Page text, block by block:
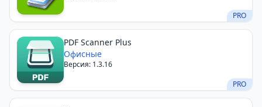
PRO
PDF Scanner Plus
Офисные
Версия: 1.3.16
PRO